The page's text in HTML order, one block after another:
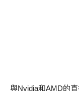
與Nvidia和AMD的